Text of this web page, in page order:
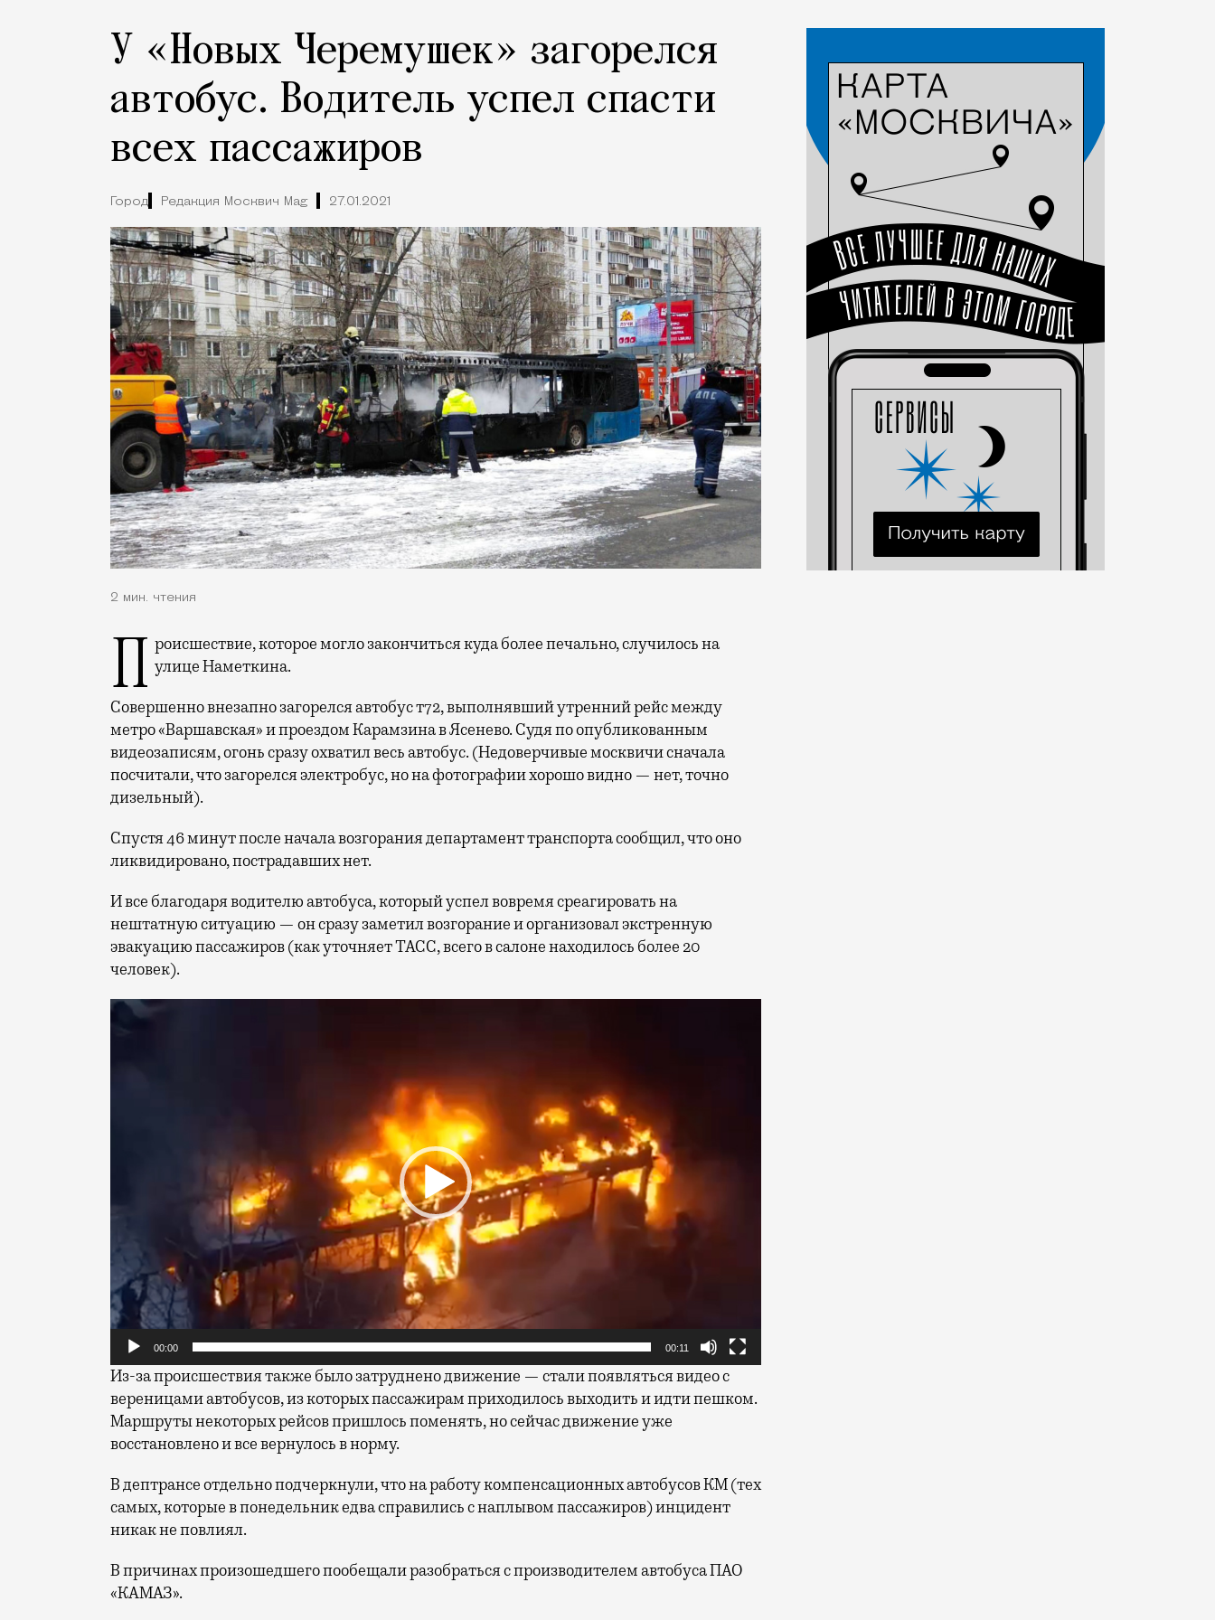
У «Новых Черемушек» загорелся
автобус. Водитель успел спасти
всех пассажиров
Город Редакция Москвич Mag 27.01.2021
2 мин. чтения
Происшествие, которое могло закончиться куда более печально, случилось на улице Наметкина.
Совершенно внезапно загорелся автобус т72, выполнявший утренний рейс между
метро «Варшавская» и проездом Карамзина в Ясенево. Судя по опубликованным
видеозаписям, огонь сразу охватил весь автобус. (Недоверчивые москвичи сначала
посчитали, что загорелся электробус, но на фотографии хорошо видно — нет, точно
дизельный).
Спустя 46 минут после начала возгорания департамент транспорта сообщил, что оно
ликвидировано, пострадавших нет.
И все благодаря водителю автобуса, который успел вовремя среагировать на
нештатную ситуацию — он сразу заметил возгорание и организовал экстренную
эвакуацию пассажиров (как уточняет ТАСС, всего в салоне находилось более 20
человек).
Видеоплеер
00:00 00:11
Из-за происшествия также было затруднено движение — стали появляться видео с
вереницами автобусов, из которых пассажирам приходилось выходить и идти пешком.
Маршруты некоторых рейсов пришлось поменять, но сейчас движение уже
восстановлено и все вернулось в норму.
В дептрансе отдельно подчеркнули, что на работу компенсационных автобусов КМ (тех
самых, которые в понедельник едва справились с наплывом пассажиров) инцидент
никак не повлиял.
В причинах произошедшего пообещали разобраться с производителем автобуса ПАО
«КАМАЗ».